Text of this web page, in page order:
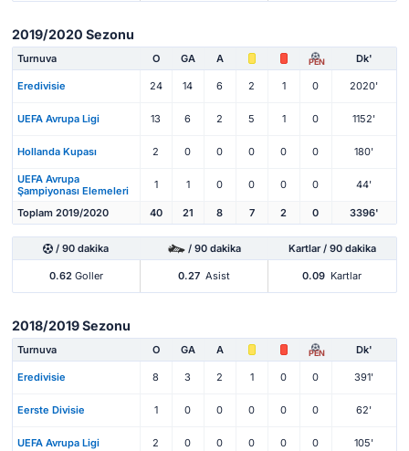
2019/2020 Sezonu
Turnuva O GA A PEN Dk'
Eredivisie 24 14 6 2 1 0 2020'
UEFA Avrupa Ligi 13 6 2 5 1 0 1152'
Hollanda Kupası 2 0 0 0 0 0 180'
UEFA Avrupa
Şampiyonası Elemeleri
1 1 0 0 0 0 44'
Toplam 2019/2020 40 21 8 7 2 0 3396'
/ 90 dakika / 90 dakika Kartlar / 90 dakika
0.62Goller 0.27 Asist 0.09 Kartlar
2018/2019 Sezonu
Turnuva O GA A PEN Dk'
Eredivisie 8 3 2 1 0 0 391'
Eerste Divisie 1 0 0 0 0 0 62'
UEFA Avrupa Ligi 2 0 0 0 0 0 105'